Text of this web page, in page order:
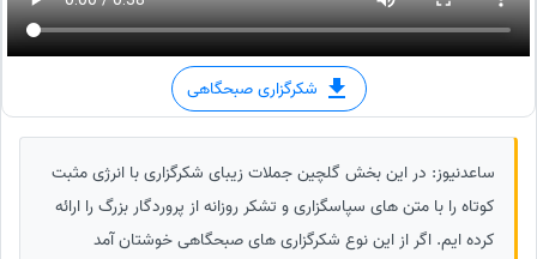
شکرگزاری صبحگاهی
ساعدنیوز: در این بخش گلچین جملات زیبای شکرگزاری با انرژی مثبت
کوتاه را با متن های سپاسگزاری و تشکر روزانه از پروردگار بزرگ را ارائه
کرده ایم. اگر از این نوع شکرگزاری های صبحگاهی خوشتان آمد